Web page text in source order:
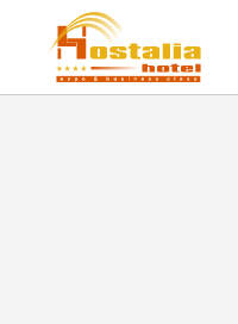
Organice Su Reunión Con